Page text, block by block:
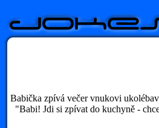
Babička zpívá večer vnukovi
"Babi! Jdi si zpívat do kuchyně -